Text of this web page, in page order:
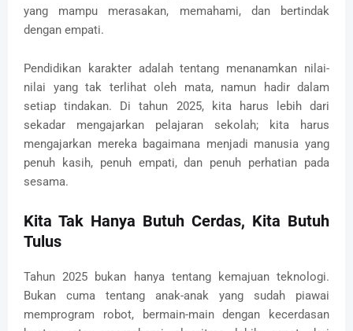
yang mampu merasakan, memahami, dan bertindak
dengan empati.
Pendidikan karakter adalah tentang menanamkan nilai-
nilai yang tak terlihat oleh mata, namun hadir dalam
setiap tindakan. Di tahun 2025, kita harus lebih dari
sekadar mengajarkan pelajaran sekolah; kita harus
mengajarkan mereka bagaimana menjadi manusia yang
penuh kasih, penuh empati, dan penuh perhatian pada
sesama.
Kita Tak Hanya Butuh Cerdas, Kita Butuh
Tulus
Tahun 2025 bukan hanya tentang kemajuan teknologi.
Bukan cuma tentang anak-anak yang sudah piawai
memprogram robot, bermain-main dengan kecerdasan